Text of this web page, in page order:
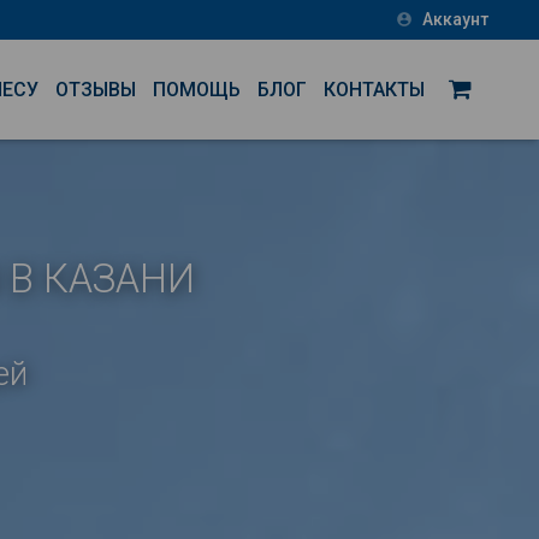
account_circle Аккаунт
ОТЗЫВЫ ПОМОЩЬ БЛОГ КОНТАКТЫ
КАЗАНИ